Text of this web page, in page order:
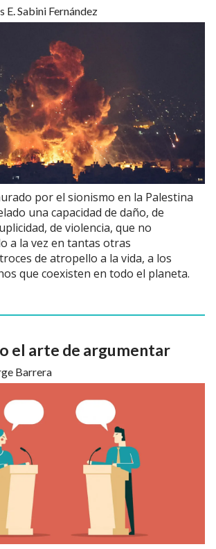
E. Sabini Fernández
por el sionismo en la Palestina
una capacidad de daño, de
de violencia, que no
a la vez en tantas otras
de atropello a la vida, a los
que coexisten en todo el planeta.
el arte de argumentar
Barrera